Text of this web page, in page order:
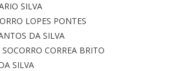
SILVA
LOPES PONTES
DA SILVA
CORREA BRITO
SILVA